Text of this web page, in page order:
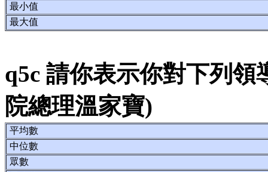
最小值
最大值
q5c 請你表示你對下列
院總理溫家寶)
平均數
中位數
眾數